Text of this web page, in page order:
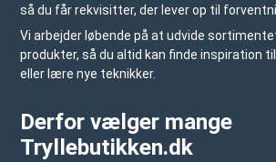
så du får rekvisitter, der lever op til
Vi arbejder løbende på at udvide
produkter, så du altid kan finde inspiration
eller lære nye teknikker.
Derfor vælger mange
Tryllebutikken.dk